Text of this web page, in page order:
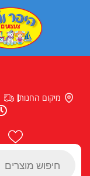
Products
מיקום החנות